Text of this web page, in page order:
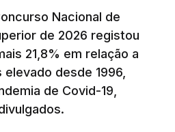
Nacional de
de 2026 registou
21,8% em relação a
desde 1996,
de Covid-19,